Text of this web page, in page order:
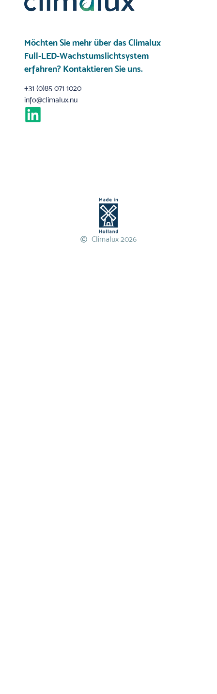
Möchten Sie mehr über das Climalux
Full-LED-Wachstumslichtsystem
erfahren? Kontaktieren Sie uns.
+31 (0)85 071 1020
info@climalux.nu
Climalux 2026